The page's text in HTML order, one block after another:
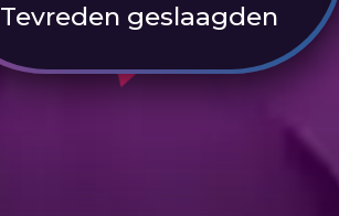
Tevreden geslaagden